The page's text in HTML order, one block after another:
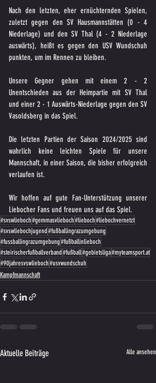
Nach den letzten, eher ernüchternden Spielen,
zuletzt gegen den SV Hausmannstätten (0 - 4
Niederlage) und den SV Thal (4 - 2 Niederlage
auswärts), heißt es gegen den USV Wundschuh
punkten, um im Rennen zu bleiben.
Unsere Gegner gehen mit einem 2 - 2
Unentschieden aus der Heimpartie mit SV Thal
und einer 2 - 1 Auswärts-Niederlage gegen den SV
Vasoldsberg in das Spiel.
Die letzten Partien der Saison 2024/2025 sind
wahrlich keine leichten Spiele für unsere
Mannschaft, in einer Saison, die bisher erfolgreich
verlaufen ist.
Wir hoffen auf gute Fan-Unterstützung unserer
Liebocher Fans und freuen uns auf das Spiel.
#svswlieboch#gemmasvlieboch#lieboch#liebochvernetzt
#svswliebochjugend#fußballingrazumgebung
#fussballingrazumgebung#fußballinlieboch
#steirischerfußballverband#fußball#gebietsliga#myteamsport.at
#90jahresvswlieboch#usvwundschuh
Kampfmannschaft
Aktuelle Beiträge Alle ansehen